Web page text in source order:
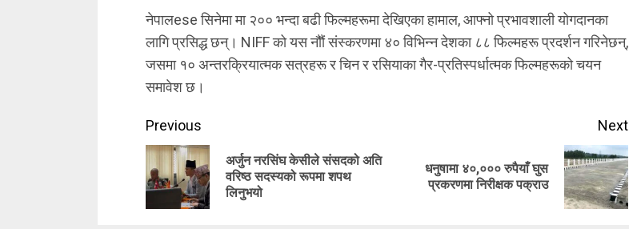
नेपालese सिनेमा मा २०० भन्दा बढी फिल्महरूमा देखिएका हामाल, आफ्नो प्रभावशाली योगदानका
लागि प्रसिद्ध छन्। NIFF को यस नौौं संस्करणमा ४० विभिन्न देशका ८८ फिल्महरू प्रदर्शन गरिनेछन्,
जसमा १० अन्तरक्रियात्मक सत्रहरू र चिन र रसियाका गैर-प्रतिस्पर्धात्मक फिल्महरूको चयन
समावेश छ।
Continue
Reading
Previous
Previous
अर्जुन नरसिंघ केसीले संसदको अति
वरिष्ठ सदस्यको रूपमा शपथ
लिनुभयो
Next
धनुषामा ४०,००० रुपैयाँ घुस
प्रकरणमा निरीक्षक पक्राउ